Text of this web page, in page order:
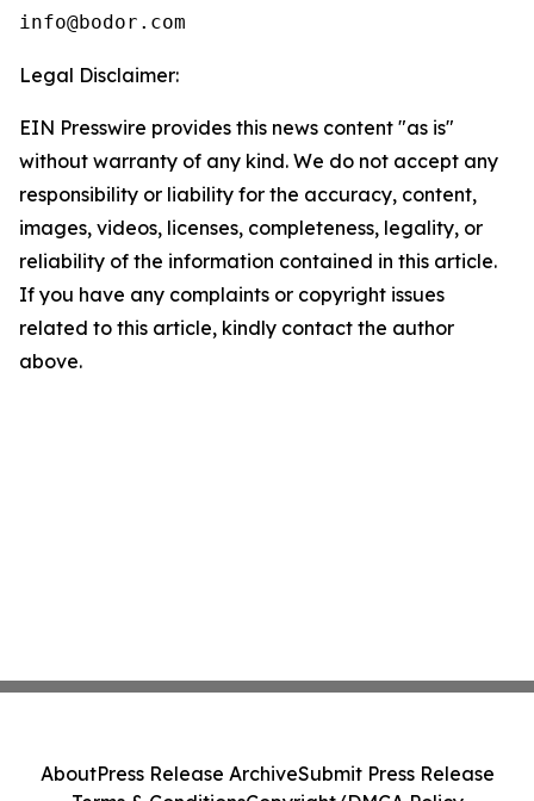
info@bodor.com
Legal Disclaimer:
EIN Presswire provides this news content "as is"
without warranty of any kind. We do not accept any
responsibility or liability for the accuracy, content,
images, videos, licenses, completeness, legality, or
reliability of the information contained in this article.
If you have any complaints or copyright issues
related to this article, kindly contact the author
above.
AboutPress Release ArchiveSubmit Press Release